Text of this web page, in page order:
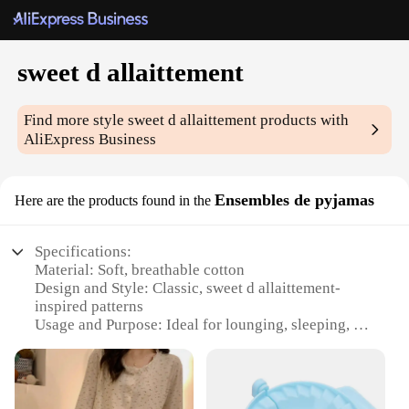
sweet d allaittement
Find more stylesweet d allaittement products with
AliExpress Business
Here are the products found in the Ensembles de pyjamas
Specifications:
Material: Soft, breathable cotton
Design and Style: Classic, sweet d allaittement-
inspired patterns
Usage and Purpose: Ideal for lounging, sleeping, or
Performance and Property: Comfortable, durable,
and easy to care for
Parts and Accessories: Includes a top and bottom set